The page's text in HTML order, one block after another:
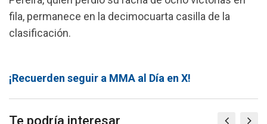
fila, permanece en la decimocuarta casilla de la
clasificación.
¡Recuerden seguir a MMA al Día en X!
Te podría interesar